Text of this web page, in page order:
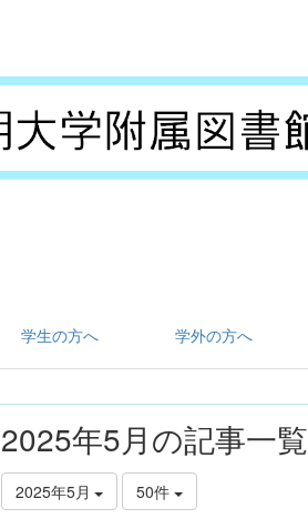
学生の方へ 学外の方へ
2025年5月の記事一覧
2025年5月 50件